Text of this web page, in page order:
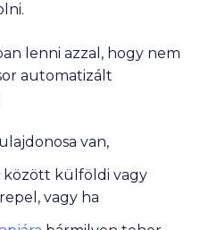
lenni azzal, hogy nem
automatizált
van,
között külföldi vagy
vagy ha